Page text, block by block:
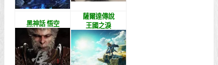
黑神話 悟空
薩爾達傳說
王國之淚